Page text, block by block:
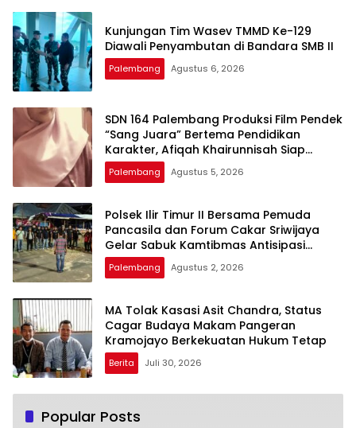
Kunjungan Tim Wasev TMMD Ke-129
Diawali Penyambutan di Bandara SMB II
Palembang Agustus 6, 2026
SDN 164 Palembang Produksi Film Pendek
“Sang Juara” Bertema Pendidikan
Karakter, Afiqah Khairunnisah Siap
Tampilkan Akting Terbaik
Palembang Agustus 5, 2026
Polsek Ilir Timur II Bersama Pemuda
Pancasila dan Forum Cakar Sriwijaya
Gelar Sabuk Kamtibmas Antisipasi
Tawuran dan Kejahatan Jalanan
Palembang Agustus 2, 2026
MA Tolak Kasasi Asit Chandra, Status
Cagar Budaya Makam Pangeran
Kramojayo Berkekuatan Hukum Tetap
Berita Juli 30, 2026
Popular Posts